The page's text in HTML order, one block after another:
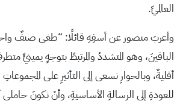
العالميِّ.
وأعربَ منصور عن أسفِهِ قائلًا: “طغى صنفٌ
الباقينَ، وهو المتشددُ والمرتبطُ بتوجهٍ يمينيٍّ
أقليةٌ، وبالحوارِ نسعى إلى التأثيرِ على المجموعاتِ
للعودةِ إلى الرسالةِ الأساسيةِ، وأنْ نكونَ حاملي